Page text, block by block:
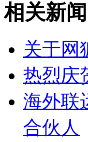
相关新闻
关于网
热烈庆
海外联
合伙人